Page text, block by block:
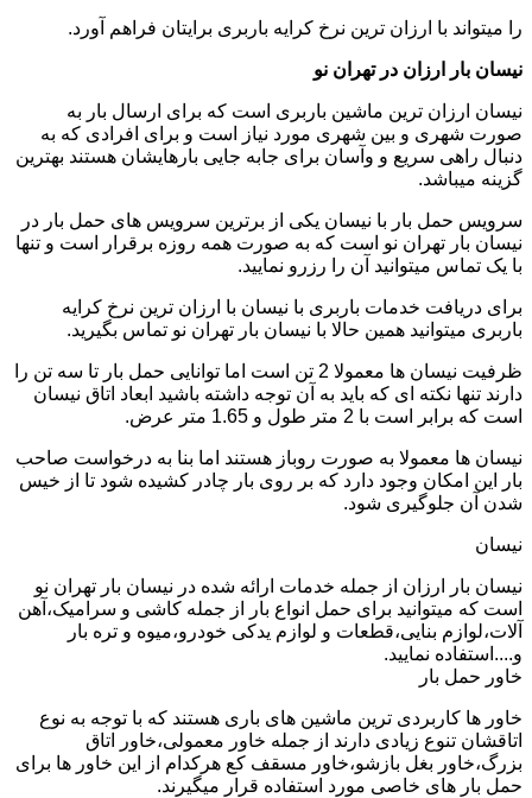
را میتواند با ارزان ترین نرخ کرایه باربری برایتان فراهم آورد.
نیسان بار ارزان در تهران نو
نیسان ارزان ترین ماشین باربری است که برای ارسال بار به
صورت شهری و بین شهری مورد نیاز است و برای افرادی که به
دنبال راهی سریع و وآسان برای جابه جایی بارهایشان هستند بهترین
گزینه میباشد.
سرویس حمل بار با نیسان یکی از برترین سرویس های حمل بار در
نیسان بار تهران نو است که به صورت همه روزه برقرار است و تنها
با یک تماس میتوانید آن را رزرو نمایید.
برای دریافت خدمات باربری با نیسان با ارزان ترین نرخ کرایه
باربری میتوانید همین حالا با نیسان بار تهران نو تماس بگیرید.
ظرفیت نیسان ها معمولا 2 تن است اما توانایی حمل بار تا سه تن را
دارند تنها نکته ای که باید به آن توجه داشته باشید ابعاد اتاق نیسان
است که برابر است با 2 متر طول و 1.65 متر عرض.
نیسان ها معمولا به صورت روباز هستند اما بنا به درخواست صاحب
بار این امکان وجود دارد که بر روی بار چادر کشیده شود تا از خیس
شدن آن جلوگیری شود.
نیسان
نیسان بار ارزان از جمله خدمات ارائه شده در نیسان بار تهران نو
است که میتوانید برای حمل انواع بار از جمله کاشی و سرامیک،آهن
آلات،لوازم بنایی،قطعات و لوازم یدکی خودرو،میوه و تره بار
و....استفاده نمایید.
خاور حمل بار
خاور ها کاربردی ترین ماشین های باری هستند که با توجه به نوع
اتاقشان تنوع زیادی دارند از جمله خاور معمولی،خاور اتاق
بزرگ،خاور بغل بازشو،خاور مسقف کع هرکدام از این خاور ها برای
حمل بار های خاصی مورد استفاده قرار میگیرند.